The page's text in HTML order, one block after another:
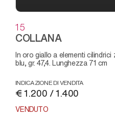
15
COLLANA
in oro giallo a elementi cilindrici zigrinati e smalati nei toni del
blu, gr. 47,4. Lunghezza 71 cm
INDICAZIONE DI VENDITA
€ 1.200 / 1.400
VENDUTO